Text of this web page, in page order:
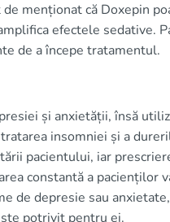
menționat că Doxepin
efectele sedative.
de a începe tratamentul.
și anxietății, însă
insomniei și a
pacientului, iar
constantă a pacienților
de depresie sau
potrivit pentru ei.